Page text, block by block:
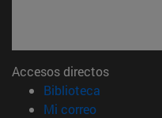
Accesos directos
Biblioteca
Mi correo(abre en